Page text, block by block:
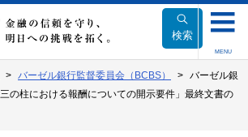
検索
MENU
バーゼル銀行監督委員会（BCBS）
バーゼル銀
の柱における報酬についての開示要件」最終文書の